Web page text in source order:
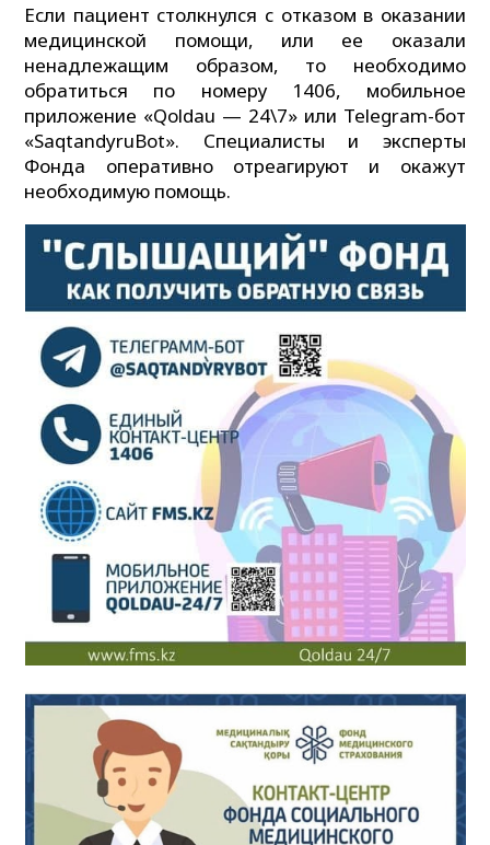
Если пациент столкнулся с отказом в оказании
медицинской помощи, или ее оказали
ненадлежащим образом, то необходимо
обратиться по номеру 1406, мобильное
приложение «Qoldau — 24\7» или Telegram-бот
«SaqtandyruBot». Специалисты и эксперты
Фонда оперативно отреагируют и окажут
необходимую помощь.